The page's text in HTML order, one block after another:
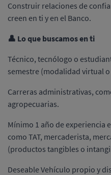
Construir relaciones de
creen en ti y en el Banco.
👤 Lo que buscamos en ti
Técnico, tecnólogo o
semestre (modalidad virtual
Carreras administrativas,
agropecuarias.
Mínimo 1 año de experiencia
como TAT, mercaderista,
(productos tangibles o
Deseable Vehículo propio y